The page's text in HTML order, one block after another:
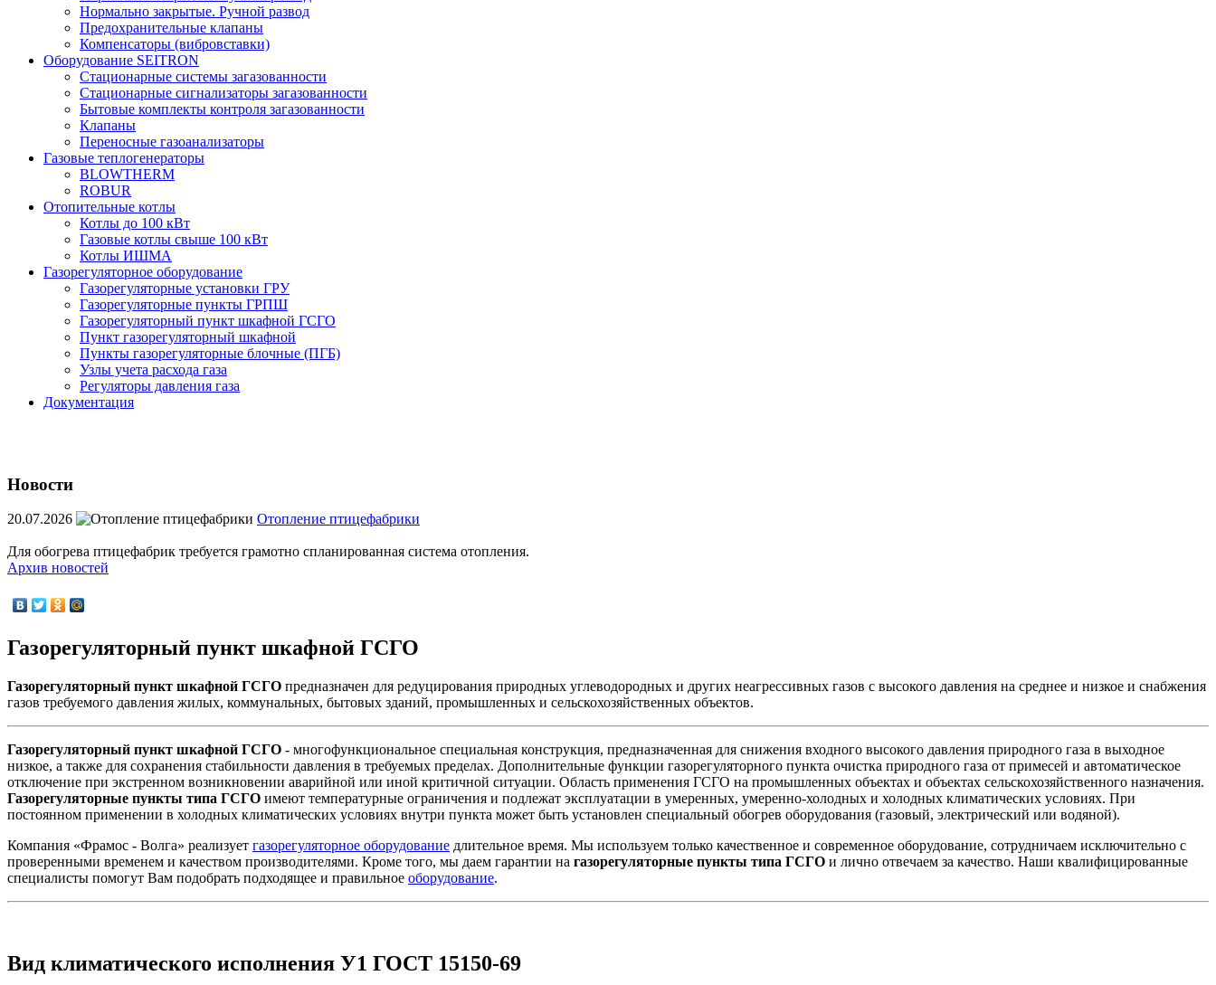
Нормально закрытые. Ручной развод
Предохранительные клапаны
Компенсаторы (вибровставки)
Оборудование SEITRON
Стационарные системы загазованности
Стационарные сигнализаторы загазованности
Бытовые комплекты контроля загазованности
Клапаны
Переносные газоанализаторы
Газовые теплогенераторы
BLOWTHERM
ROBUR
Отопительные котлы
Котлы до 100 кВт
Газовые котлы свыше 100 кВт
Котлы ИШМА
Газорегуляторное оборудование
Газорегуляторные установки ГРУ
Газорегуляторные пункты ГРПШ
Газорегуляторный пункт шкафной ГСГО
Пункт газорегуляторный шкафной
Пункты газорегуляторные блочные (ПГБ)
Узлы учета расхода газа
Регуляторы давления газа
Документация
Новости
20.07.2026 Отопление птицефабрики
Для обогрева птицефабрик требуется грамотно спланированная система отопления.
Архив новостей
Газорегуляторный пункт шкафной ГСГО
Газорегуляторный пункт шкафной ГСГО предназначен для редуцирования природных углеводородных и других неагрессивных газов с высокого давления на среднее и низкое и снабжения
газов требуемого давления жилых, коммунальных, бытовых зданий, промышленных и сельскохозяйственных объектов.
Газорегуляторный пункт шкафной ГСГО - многофункциональное специальная конструкция, предназначенная для снижения входного высокого давления природного газа в выходное
низкое, а также для сохранения стабильности давления в требуемых пределах. Дополнительные функции газорегуляторного пункта очистка природного газа от примесей и автоматическое
отключение при экстренном возникновении аварийной или иной критичной ситуации. Область применения ГСГО на промышленных объектах и объектах сельскохозяйственного назначения.
Газорегуляторные пункты типа ГСГО имеют температурные ограничения и подлежат эксплуатации в умеренных, умеренно-холодных и холодных климатических условиях. При
постоянном применении в холодных климатических условиях внутри пункта может быть установлен специальный обогрев оборудования (газовый, электрический или водяной).
Компания «Фрамос - Волга» реализует газорегуляторное оборудование длительное время. Мы используем только качественное и современное оборудование, сотрудничаем исключительно с
проверенными временем и качеством производителями. Кроме того, мы даем гарантии на газорегуляторные пункты типа ГСГО и лично отвечаем за качество. Наши квалифицированные
специалисты помогут Вам подобрать подходящее и правильное оборудование.
Вид климатического исполнения У1 ГОСТ 15150-69